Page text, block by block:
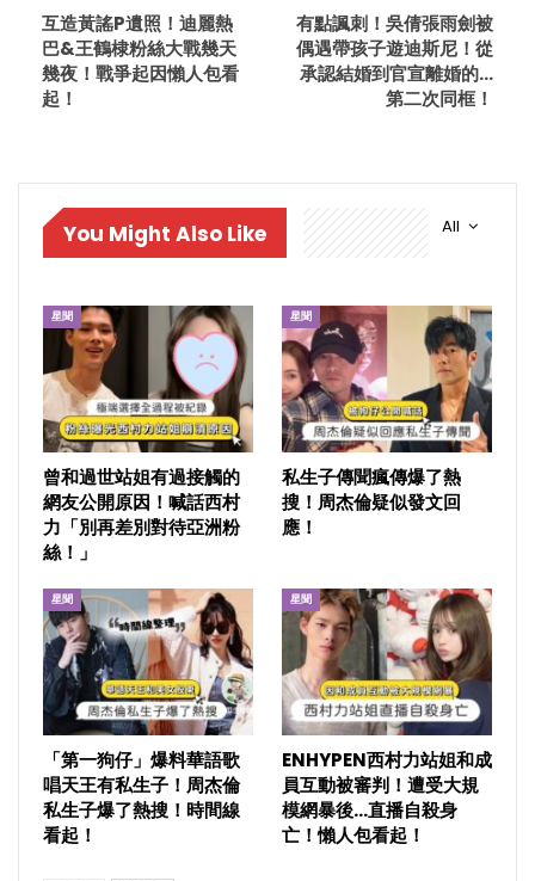
互造黃謠P遺照！迪麗熱
巴&王鶴棣粉絲大戰幾天
幾夜！戰爭起因懶人包看
起！
有點諷刺！吳倩張雨劍被
偶遇帶孩子遊迪斯尼！從
承認結婚到官宣離婚的…
第二次同框！
All
You Might Also Like
星聞
曾和過世站姐有過接觸的
網友公開原因！喊話西村
力「別再差別對待亞洲粉
絲！」
星聞
私生子傳聞瘋傳爆了熱
搜！周杰倫疑似發文回
應！
星聞
「第一狗仔」爆料華語歌
唱天王有私生子！周杰倫
私生子爆了熱搜！時間線
看起！
星聞
ENHYPEN西村力站姐和成
員互動被審判！遭受大規
模網暴後…直播自殺身
亡！懶人包看起！